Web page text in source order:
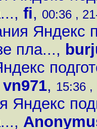
, fi, 00:36 ,
Яндекс
пла...,
vn971, 15:36
Яндекс
,